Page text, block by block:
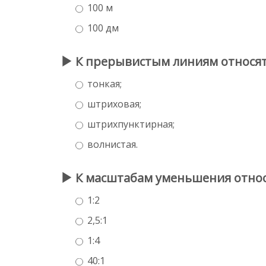
100 м
100 дм
К прерывистым линиям
тонкая;
штриховая;
штрихпунктирная;
волнистая.
К масштабам уменьшения
1:2
2,5:1
1:4
40:1